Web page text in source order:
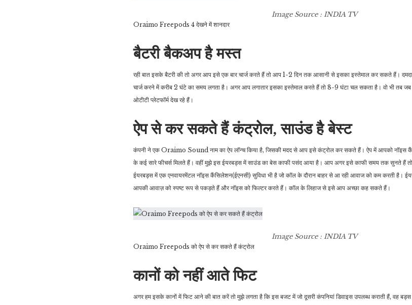
Image Source : INDIA TV
Oraimo Freepods 4 देखने में शानदार
बैटरी बैकअप है मस्त
रही बात इसके बैटरी की तो अगर आप इसे एक बार चार्ज करते हैं तो आप 1-2 दिन तक आसानी से इसका इस्तेमाल कर सकते हैं।
चार्ज करने में करीब 2 घंटे का समय लगता है। अगर आप लगातार इसका इस्तेमाल करते हैं तो 8-9 घंटा चल सकता है। वो भी तब
ओटीटी प्लेटफॉर्म देख रहे हैं।
ऐप से कर सकते हैं कंट्रोल, साउंड है बेस्ट
कंपनी ने एक Oraimo Sound नाम का ऐप लॉन्च किया है, जिसकी मदद से आप इसे कंट्रोल कर सकते हैं। ऐप में आपको नॉइस
के कई सारे फीचर्स मिलते हैं। वहीं मुझे इस ईयरबड्स में साउंड का बेस काफी पसंद आया है। आप अगर इसे काफी समय तक सुनते हैं
ईयरबड्स में एक एनवायरमेंटल नॉइस कैंसिलेशन(ईएनसी) सुविधा भी है जो कॉल के दौरान बाहर से आ रही आवाज को कम करती है।
आपकी आवाज़ को स्पष्ट रूप से पकड़ते हैं और नॉइस को फिल्टर करते हैं। कॉल के लिहाज से इसे आप अच्छा कह सकते हैं।
Image Source : INDIA TV
Oraimo Freepods को ऐप से कर सकते हैं कंट्रोल
कानों को नहीं आते फिट
अगर हम इसके कानों में फिट आने की बात करें तो मुझे लगता है कि इस बजट में जो दूसरी कंपनियां डिवाइस उपलब्ध कराती हैं, वह